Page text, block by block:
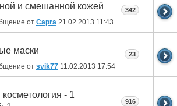
и смешанной кожей
от Capra 21.02.2013 11:43
342
маски
от svik77 11.02.2013 17:54
23
- 1
916